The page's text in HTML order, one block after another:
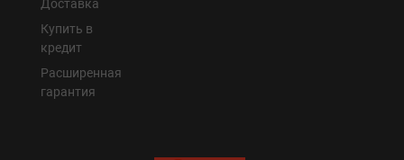
Доставка
Купить в
кредит
Расширенная
гарантия